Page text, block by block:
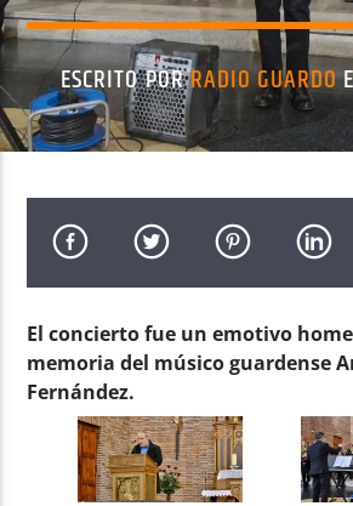
CANCIÓN ACTUAL
TÍTULO
ARTISTA
Radio AMGu
ESCRITO PORRADIO GUARDO
El concierto fue un emotivo
memoria del músico guardense
Fernández.